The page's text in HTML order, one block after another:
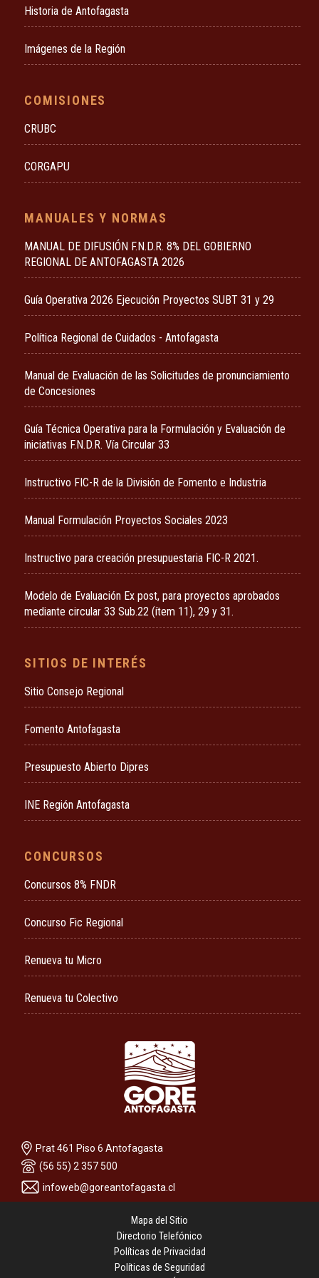
Historia de Antofagasta
Imágenes de la Región
COMISIONES
CRUBC
CORGAPU
MANUALES Y NORMAS
MANUAL DE DIFUSIÓN F.N.D.R. 8% DEL GOBIERNO
REGIONAL DE ANTOFAGASTA 2026
Guía Operativa 2026 Ejecución Proyectos SUBT 31 y 29
Política Regional de Cuidados - Antofagasta
Manual de Evaluación de las Solicitudes de pronunciamiento
de Concesiones
Guía Técnica Operativa para la Formulación y Evaluación de
iniciativas F.N.D.R. Vía Circular 33
Instructivo FIC-R de la División de Fomento e Industria
Manual Formulación Proyectos Sociales 2023
Instructivo para creación presupuestaria FIC-R 2021.
Modelo de Evaluación Ex post, para proyectos aprobados
mediante circular 33 Sub.22 (ítem 11), 29 y 31.
SITIOS DE INTERÉS
Sitio Consejo Regional
Fomento Antofagasta
Presupuesto Abierto Dipres
INE Región Antofagasta
CONCURSOS
Concursos 8% FNDR
Concurso Fic Regional
Renueva tu Micro
Renueva tu Colectivo
Prat 461 Piso 6 Antofagasta
(56 55) 2 357 500
infoweb@goreantofagasta.cl
Mapa del Sitio
Directorio Telefónico
Políticas de Privacidad
Políticas de Seguridad